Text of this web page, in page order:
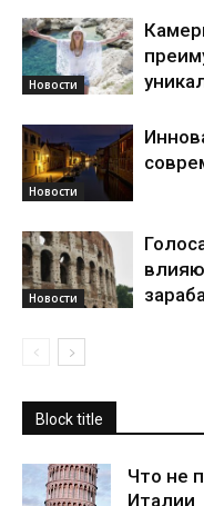
Новости
Новости
Новости
Block title
Что не
Италии